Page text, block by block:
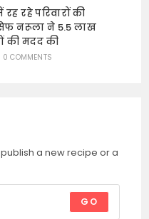
रहे परिवारों की
नरूला ने 5.5 लाख
की मदद की
0 COMMENTS
a new recipe or a
GO